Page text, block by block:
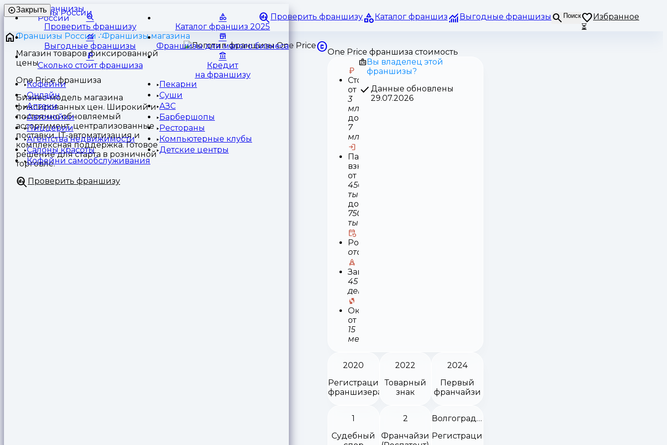
Франшизы
России
Проверить франшизу Каталог франшиз Выгодные франшизы Поиск
Избранное
⏳
Закрыть
Проверить франшизу Каталог франшиз 2025
Выгодные франшизы Франшизы для малого бизнеса
Сколько стоит франшиза
Кредит
на франшизу
Кофейни
Пекарни
Онлайн
Суши
Аптеки
АЗС
Автомойки
Барбершопы
Пиццерии
Рестораны
Агентства недвижимости
Компьютерные клубы
Салоны красоты
Детские центры
Кофейни самообслуживания
Франшизы России
Франшизы магазина
Магазин товаров фиксированной
цены
One Price франшиза
Бизнес-модель магазина
фиксированных цен. Широкий и
постоянно обновляемый
ассортимент, централизованные
поставки, IT-автоматизация и
комплексная поддержка. Готовое
решение для старта в розничной
торговле.
Проверить франшизу
One Price франшиза стоимость
Стоимость
от
3
млн
до
7
млн
Паушальный
взнос
от
450
тыс
до
750
тыс
Роялти
отсутствует
Запуск
45
деней
Окупаемость
от
15
месяцев
Вы владелец этой
франшизы?
Данные обновлены
29.07.2026
2020
Регистрация
франшизера
2022
Товарный
знак
2024
Первый
франчайзи
1
Судебный
2
Франчайзи
Волгоградская область
Регистрация